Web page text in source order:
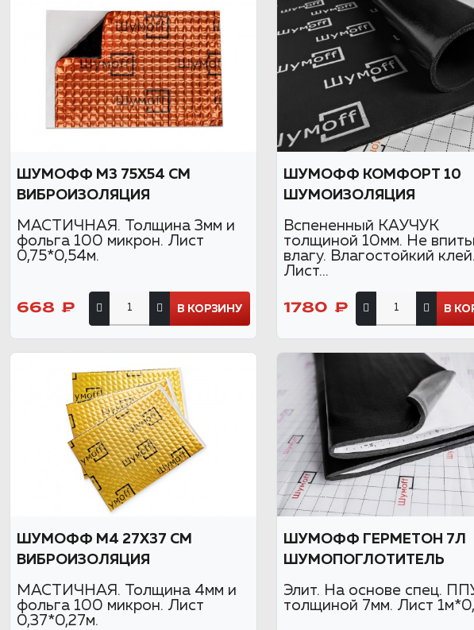
ШУМОФФ М3 75Х54 СМ
ВИБРОИЗОЛЯЦИЯ
МАСТИЧНАЯ. Толщина 3мм и
фольга 100 микрон. Лист
0,75*0,54м.
668 ₽ В КОРЗИНУ
ШУМОФФ КОМФОРТ 10
ШУМОИЗОЛЯЦИЯ
Вспененный КАУЧУК
толщиной 10мм. Не
влагу. Влагостойкий клей.
Лист...
1780 ₽ В
ШУМОФФ М4 27Х37 СМ
ВИБРОИЗОЛЯЦИЯ
МАСТИЧНАЯ. Толщина 4мм и
фольга 100 микрон. Лист
0,37*0,27м.
ШУМОФФ ГЕРМЕТОН 7Л
ШУМОПОГЛОТИТЕЛЬ
Элит. На основе спец.
толщиной 7мм. Лист